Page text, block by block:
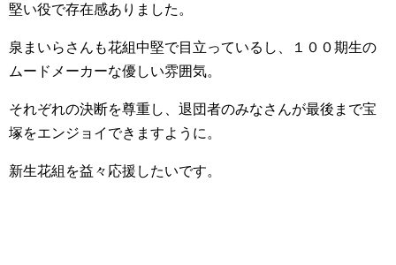
堅い役で存在感ありました。
泉まいらさんも花組中堅で目立っているし、１００期生の
ムードメーカーな優しい雰囲気。
それぞれの決断を尊重し、退団者のみなさんが最後まで宝
塚をエンジョイできますように。
新生花組を益々応援したいです。